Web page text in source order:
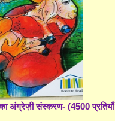
अंग्रेज़ी संस्करण- (4500 प्रतियाँ